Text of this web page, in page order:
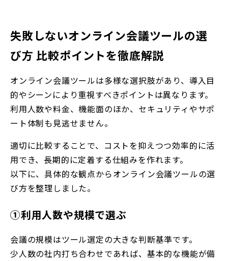
失敗しないオンライン会議ツールの選
び方 比較ポイントを徹底解説
オンライン会議ツールは多様な選択肢があり、導入目
的やシーンにより重視すべきポイントは異なります。
利用人数や料金、機能面のほか、セキュリティやサポ
ート体制も見逃せません。
適切に比較することで、コストを抑えつつ効率的に活
用でき、長期的に定着する仕組みを作れます。
以下に、具体的な観点からオンライン会議ツールの選
び方を整理しました。
①利用人数や規模で選ぶ
会議の規模はツール選定の大きな判断基準です。
少人数の社内打ち合わせであれば、基本的な機能が備